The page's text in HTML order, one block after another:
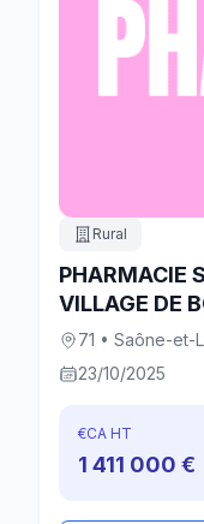
Rural
PHARMACIE
VILLAGE DE
71 • Saône-et-
23/10/2025
€CA HT
1 411 000 €